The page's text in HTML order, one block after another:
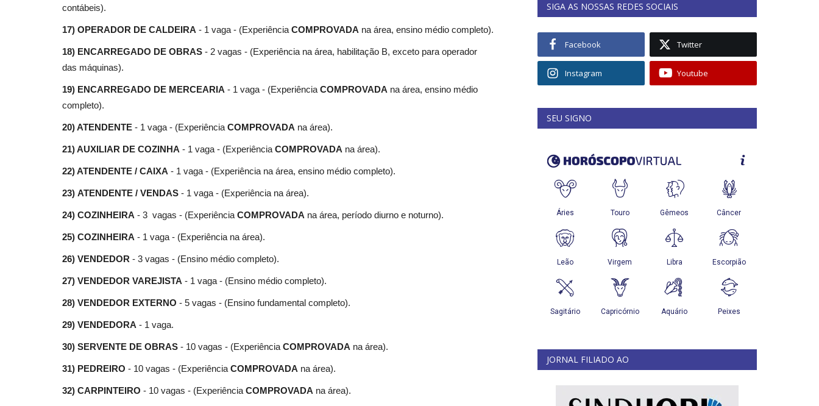
contábeis).
17) OPERADOR DE CALDEIRA - 1 vaga - (Experiência COMPROVADA na área, ensino médio completo).
18) ENCARREGADO DE OBRAS - 2 vagas - (Experiência na área, habilitação B, exceto para operador
das máquinas).
19) ENCARREGADO DE MERCEARIA - 1 vaga - (Experiência COMPROVADA na área, ensino médio
completo).
20) ATENDENTE - 1 vaga - (Experiência COMPROVADA na área).
21) AUXILIAR DE COZINHA - 1 vaga - (Experiência COMPROVADA na área).
22) ATENDENTE / CAIXA - 1 vaga - (Experiência na área, ensino médio completo).
23) ATENDENTE / VENDAS - 1 vaga - (Experiência na área).
24) COZINHEIRA - 3 vagas - (Experiência COMPROVADA na área, período diurno e noturno).
25) COZINHEIRA - 1 vaga - (Experiência na área).
26) VENDEDOR - 3 vagas - (Ensino médio completo).
27) VENDEDOR VAREJISTA - 1 vaga - (Ensino médio completo).
28) VENDEDOR EXTERNO - 5 vagas - (Ensino fundamental completo).
29) VENDEDORA - 1 vaga.
30) SERVENTE DE OBRAS - 10 vagas - (Experiência COMPROVADA na área).
31) PEDREIRO - 10 vagas - (Experiência COMPROVADA na área).
32) CARPINTEIRO - 10 vagas - (Experiência COMPROVADA na área).
SIGA AS NOSSAS REDES SOCIAIS
Facebook Twitter
Instagram Youtube
SEU SIGNO
JORNAL FILIADO AO